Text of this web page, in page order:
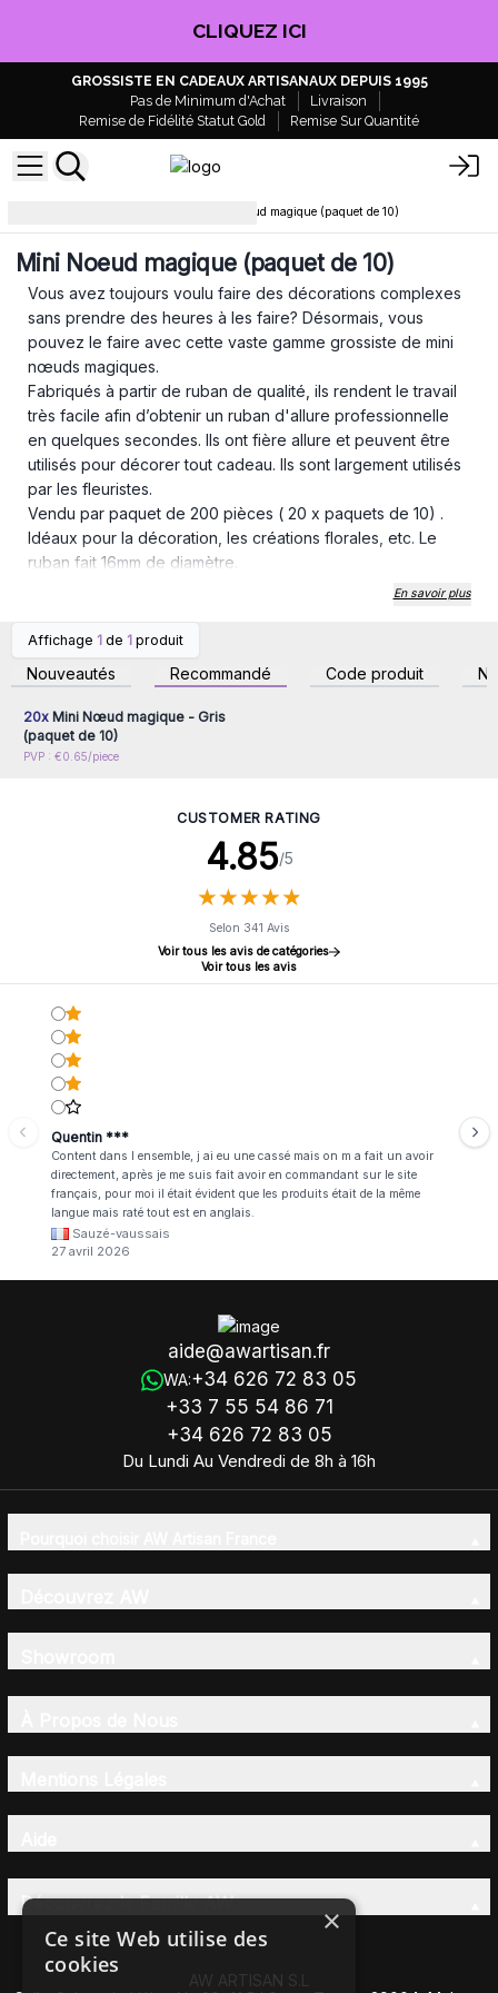
CLIQUEZ ICI
GROSSISTE EN CADEAUX ARTISANAUX DEPUIS 1995
Pas de Minimum d'Achat
Livraison
Remise de Fidélité Statut Gold
Remise Sur Quantité
Mini Noeud magique (paquet de 10)
Mini Noeud magique (paquet de 10)
Vous avez toujours voulu faire des décorations complexes
sans prendre des heures à les faire? Désormais, vous
pouvez le faire avec cette vaste gamme grossiste de mini
nœuds magiques.
Fabriqués à partir de ruban de qualité, ils rendent le travail
très facile afin d’obtenir un ruban d'allure professionnelle
en quelques secondes. Ils ont fière allure et peuvent être
utilisés pour décorer tout cadeau. Ils sont largement utilisés
par les fleuristes.
Vendu par paquet de 200 pièces ( 20 x paquets de 10) .
Idéaux pour la décoration, les créations florales, etc. Le
ruban fait 16mm de diamètre.
Les nœuds terminés font environ 50 mm de diamètre.En savoir plus
Affichage 1 de 1 produit
Nouveautés Recommandé Code produit
Connectez-vous ou
inscrivez-vous pour
accéder aux prix de gros
20xMini Nœud magique - Gris
(paquet de 10)
PVP : €0.65/piece
CUSTOMER RATING
4.85/5
★★★★★
★★★★★
Selon 341 Avis
Voir tous les avis de catégories
Voir tous les avis
Quentin ***
Content dans l ensemble, j ai eu une cassé mais on m a fait un avoir
directement, après je me suis fait avoir en commandant sur le site
français, pour moi il était évident que les produits était de la même
langue mais raté tout est en anglais.
Sauzé-vaussais
27 avril 2026
aide@awartisan.fr
WA:+34 626 72 83 05
+33 7 55 54 86 71
+34 626 72 83 05
Du Lundi Au Vendredi de 8h à 16h
Découvrez la Famille AW
AW ARTISAN S.L
×
Ce site Web utilise des
cookies